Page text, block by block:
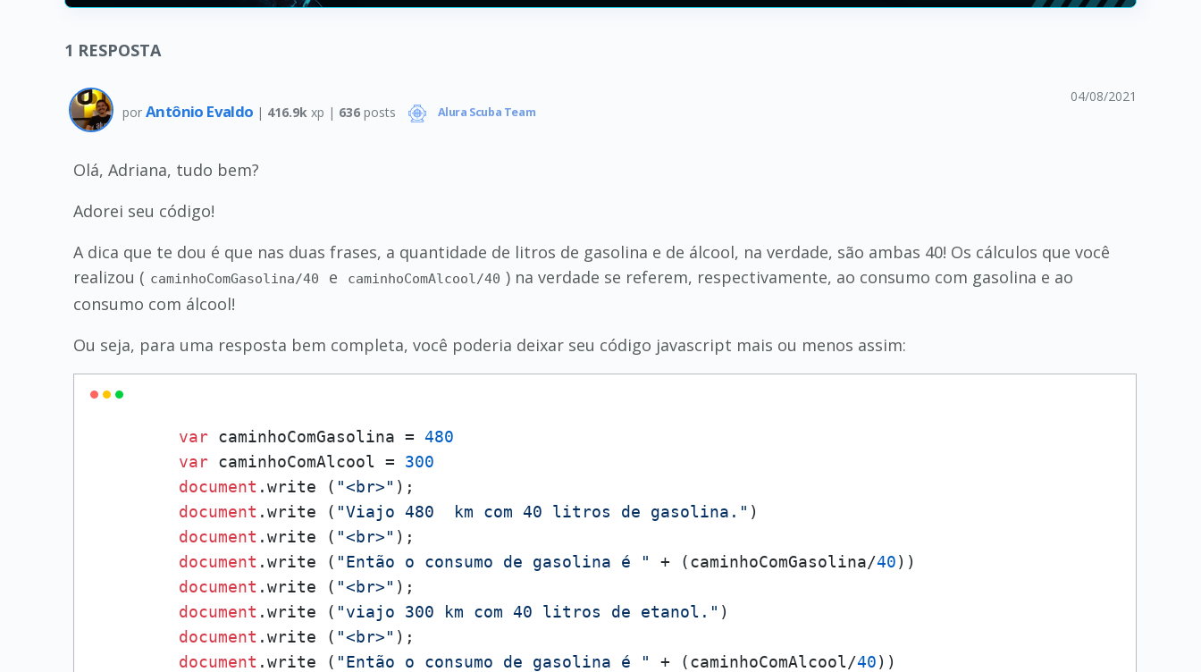
1 RESPOSTA
por Antônio Evaldo | 416.9k xp | 636 posts Alura Scuba Team
04/08/2021
Olá, Adriana, tudo bem?
Adorei seu código!
A dica que te dou é que nas duas frases, a quantidade de litros de gasolina e de álcool, na verdade, são ambas 40! Os cálculos que você
realizou ( caminhoComGasolina/40 e caminhoComAlcool/40 ) na verdade se referem, respectivamente, ao consumo com gasolina e ao
consumo com álcool!
Ou seja, para uma resposta bem completa, você poderia deixar seu código javascript mais ou menos assim:
var caminhoComGasolina = 480
var caminhoComAlcool = 300
document .write ( "<br>" );
document .write ( "Viajo 480  km com 40 litros de gasolina." )
document .write ( "<br>" );
document .write ( "Então o consumo de gasolina é " + (caminhoComGasolina/40))
document .write ( "<br>" );
document .write ( "viajo 300 km com 40 litros de etanol." )
document .write ( "<br>" );
document .write ( "Então o consumo de gasolina é " + (caminhoComAlcool/40))